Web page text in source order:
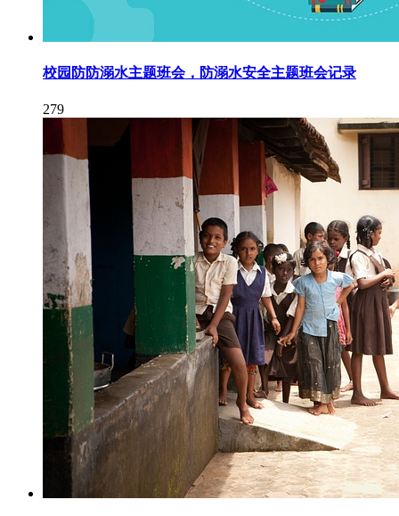
校园防防溺水主题班会，防溺水安全主题班会记录
279